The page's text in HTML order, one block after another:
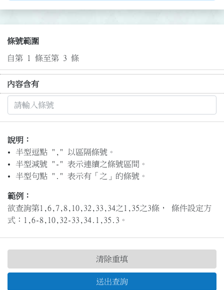
條號範圍
自第 1 條至第 3 條
內容含有
說明：
半型逗點 "," 以區隔條號。
半型減號 "-" 表示連續之條號區間。
半型句點 "." 表示有「之」的條號。
範例：
欲查詢第1,6,7,8,10,32,33,34之1,35之3條， 條件設定方
式：1,6-8,10,32-33,34.1,35.3。
送出查詢
清除重填